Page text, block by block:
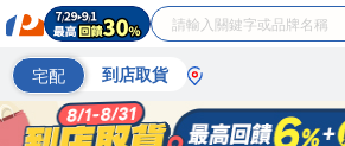
宅配 到店取貨